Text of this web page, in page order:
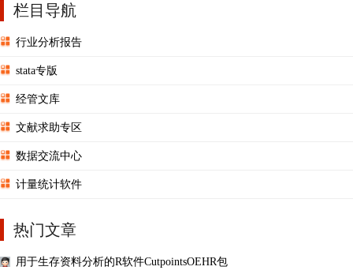
栏目导航
行业分析报告
stata专版
经管文库
文献求助专区
数据交流中心
计量统计软件
热门文章
用于生存资料分析的R软件CutpointsOEHR包